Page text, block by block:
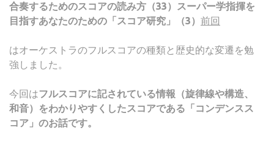
合奏するためのスコアの読み方（33）
スーパー学指揮を
目指すあなたのための「スコア研究」（3） 前回
はオーケストラのフルスコアの種類と歴史的な変遷を勉
強しました。
今回はフルスコアに記されている情報（旋律線や構造、
和音）をわかりやすくしたスコアである「コンデンスス
コア」のお話です。